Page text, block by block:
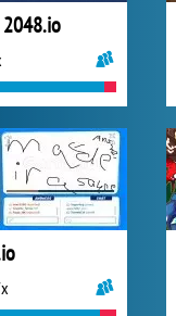
2048.io